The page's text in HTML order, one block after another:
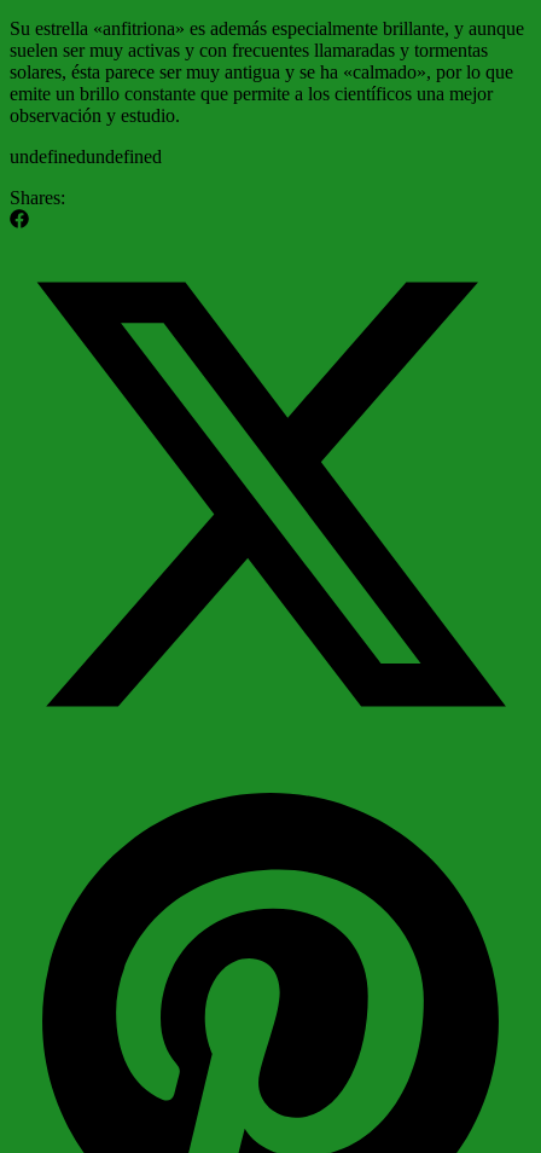
Su estrella «anfitriona» es además especialmente brillante, y aunque
suelen ser muy activas y con frecuentes llamaradas y tormentas
solares, ésta parece ser muy antigua y se ha «calmado», por lo que
emite un brillo constante que permite a los científicos una mejor
observación y estudio.
undefinedundefined
Shares: